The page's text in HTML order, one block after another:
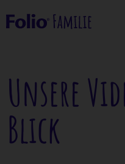
Unsere
Blick